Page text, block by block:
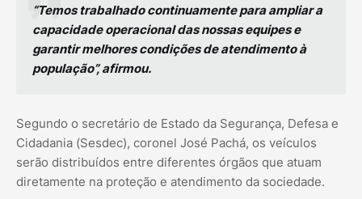
“Temos trabalhado continuamente para ampliar a
capacidade operacional das nossas equipes e
garantir melhores condições de atendimento à
população”, afirmou.
Segundo o secretário de Estado da Segurança, Defesa e
Cidadania (Sesdec), coronel José Pachá, os veículos
serão distribuídos entre diferentes órgãos que atuam
diretamente na proteção e atendimento da sociedade.